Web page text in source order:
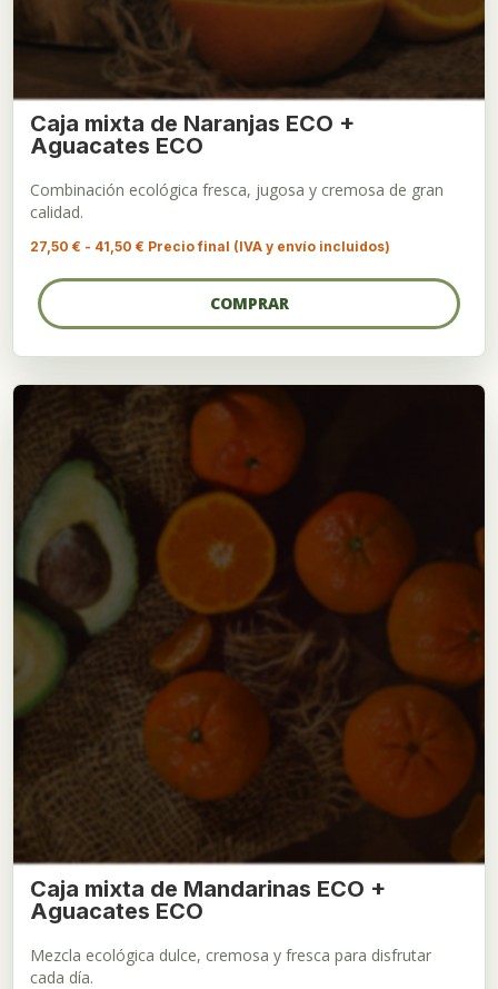
Caja mixta de Naranjas ECO +
Aguacates ECO
Combinación ecológica fresca, jugosa y cremosa de gran
calidad.
27,50€ - 41,50€ Rango
precios:
41,50 €
Precio final (IVA y envío incluidos)
COMPRAR
Caja mixta de Mandarinas ECO +
Aguacates ECO
Mezcla ecológica dulce, cremosa y fresca para disfrutar
cada día.